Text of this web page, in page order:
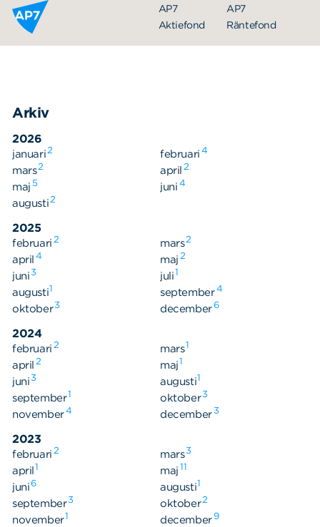
Hoppa till innehållet
AP7
Aktiefond
AP7
Räntefond
Arkiv
2026
januari2 februari 4
mars2 april 2
maj 5 juni 4
augusti2
2025
februari 2 mars2
april 4 maj 2
juni3 juli1
augusti1 september4
oktober3 december6
2024
februari 2 mars1
april 2 maj1
juni3 augusti1
september1 oktober3
november4 december3
2023
februari 2 mars3
april1 maj 11
juni6 augusti1
september3 oktober2
november1 december9
Organisation
Ledning
Årsredovisningar
Nyheter
Om Cookies
Policy om personuppgifter